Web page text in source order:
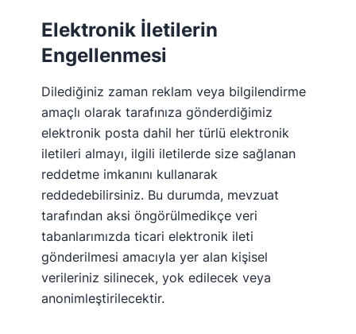
Elektronik İletilerin
Engellenmesi
Dilediğiniz zaman reklam veya bilgilendirme
amaçlı olarak tarafınıza gönderdiğimiz
elektronik posta dahil her türlü elektronik
iletileri almayı, ilgili iletilerde size sağlanan
reddetme imkanını kullanarak
reddedebilirsiniz. Bu durumda, mevzuat
tarafından aksi öngörülmedikçe veri
tabanlarımızda ticari elektronik ileti
gönderilmesi amacıyla yer alan kişisel
verileriniz silinecek, yok edilecek veya
anonimleştirilecektir.